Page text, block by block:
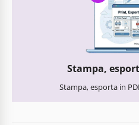
Stampa,
Stampa, esporta in